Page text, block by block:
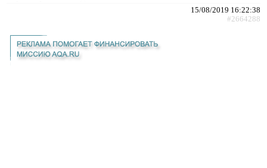
15/08/2019 16:22:38
#2664288